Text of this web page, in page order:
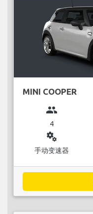
MINI COOPER
group
4
miscellaneous_services
手动变速器